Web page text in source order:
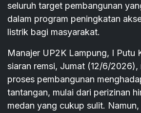
seluruh target pembangunan
dalam program peningkatan
listrik bagi masyarakat.
Manajer UP2K Lampung, I Putu
siaran remsi, Jumat (12/6/2026),
proses pembangunan
tantangan, mulai dari perizinan
medan yang cukup sulit.